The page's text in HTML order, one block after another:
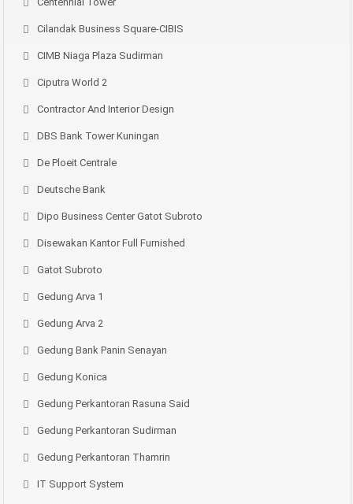
Cilandak Business Square-CIBIS
CIMB Niaga Plaza Sudirman
Ciputra World 2
Contractor And Interior Design
DBS Bank Tower Kuningan
De Ploeit Centrale
Deutsche Bank
Dipo Business Center Gatot Subroto
Disewakan Kantor Full Furnished
Gatot Subroto
Gedung Arva 1
Gedung Arva 2
Gedung Bank Panin Senayan
Gedung Konica
Gedung Perkantoran Rasuna Said
Gedung Perkantoran Sudirman
Gedung Perkantoran Thamrin
IT Support System